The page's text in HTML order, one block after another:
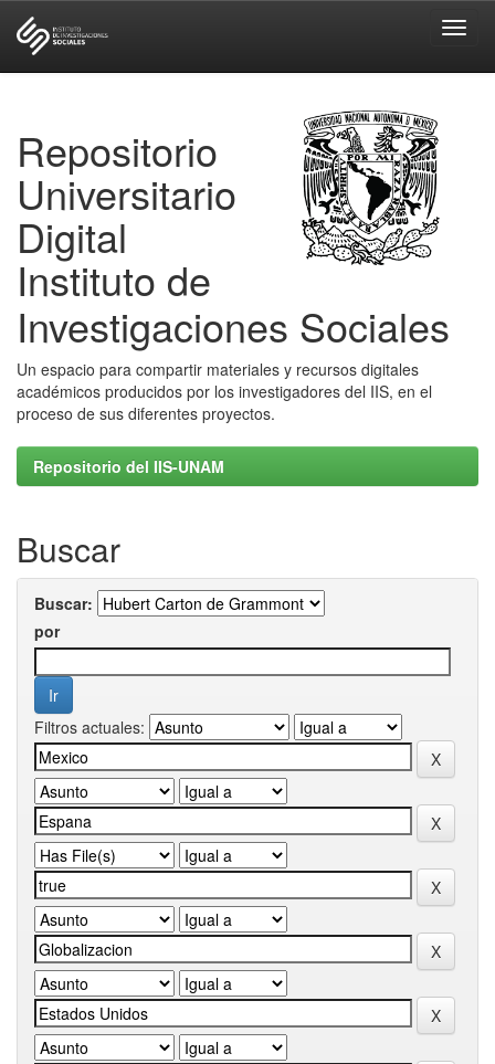
Repositorio
Universitario
Digital
Instituto de
Investigaciones Sociales
Un espacio para compartir materiales y recursos digitales
académicos producidos por los investigadores del IIS, en el
proceso de sus diferentes proyectos.
Repositorio del IIS-UNAM
Buscar
Buscar:
por
Filtros actuales: